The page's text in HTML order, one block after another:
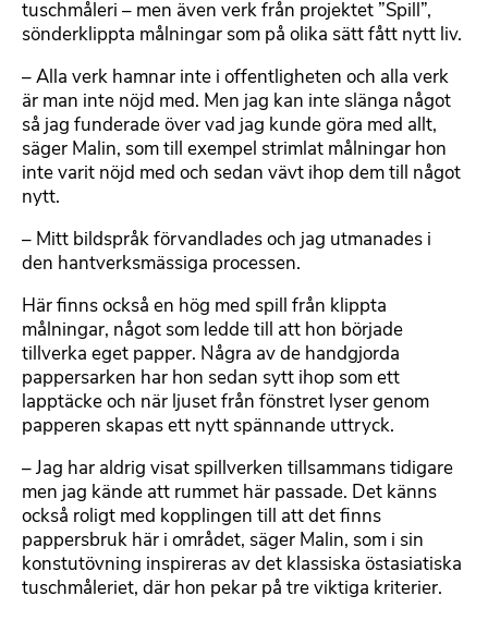
tuschmåleri – men även verk från projektet ”Spill”,
sönderklippta målningar som på olika sätt fått nytt liv.
– Alla verk hamnar inte i offentligheten och alla verk
är man inte nöjd med. Men jag kan inte slänga något
så jag funderade över vad jag kunde göra med allt,
säger Malin, som till exempel strimlat målningar hon
inte varit nöjd med och sedan vävt ihop dem till något
nytt.
– Mitt bildspråk förvandlades och jag utmanades i
den hantverksmässiga processen.
Här finns också en hög med spill från klippta
målningar, något som ledde till att hon började
tillverka eget papper. Några av de handgjorda
pappersarken har hon sedan sytt ihop som ett
lapptäcke och när ljuset från fönstret lyser genom
papperen skapas ett nytt spännande uttryck.
– Jag har aldrig visat spillverken tillsammans tidigare
men jag kände att rummet här passade. Det känns
också roligt med kopplingen till att det finns
pappersbruk här i området, säger Malin, som i sin
konstutövning inspireras av det klassiska östasiatiska
tuschmåleriet, där hon pekar på tre viktiga kriterier.